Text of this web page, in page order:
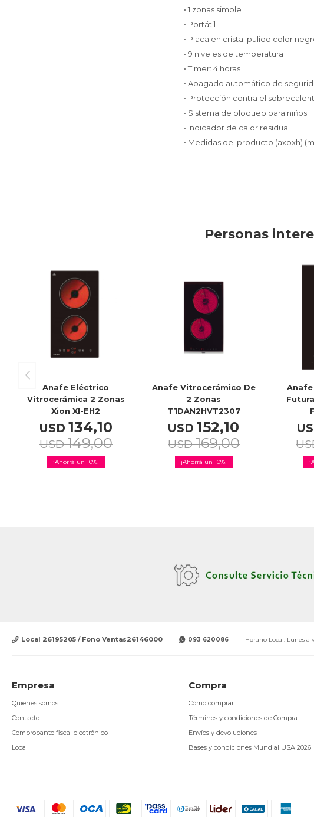
• 1 zonas simple
• Portátil
• Placa en cristal pulido color
• 9 niveles de temperatura
• Timer: 4 horas
• Apagado automático de
• Protección contra el
• Sistema de bloqueo para niños
• Indicador de calor residual
• Medidas del producto (axpxh)
Personas
Anafe Eléctrico
Vitrocerámica 2 Zonas
Xion XI-EH2
USD 134,10
USD 149,00
10
Anafe Vitrocerámico De
2 Zonas
T1DAN2HVT2307
USD 152,10
USD 169,00
10
Local 26195205 / Fono Ventas26146000 093 620086 Horario Local: Lunes a
Empresa
Quienes somos
Contacto
Comprobante fiscal electrónico
Local
Compra
Cómo comprar
Términos y condiciones de Compra
Envíos y devoluciones
Bases y condiciones Mundial USA 2026